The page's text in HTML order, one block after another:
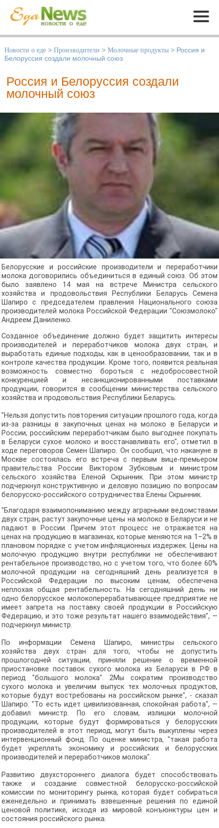
Меню
Новости о еде > Производители > Молочные продукты > Россия и
Белоруссия создали молочный союз
Россия и Белоруссия создали
молочный союз
Белорусские и российские производители и переработчики
молока договорились объединиться в единый союз. Об этом
было заявлено 14 мая на встрече Министра сельского
хозяйства и продовольствия Республики Беларусь Семена
Шапиро с председателем правления Национального союза
производителей молока Российской Федерации "Союзмолоко"
Андреем Даниленко.
Созданное объединение должно будет защитить интересы
производителей и переработчиков молока двух стран, и
выработать единые подходы, как в ценообразовании, так и в
контроле качества продукции. Кроме того, появится реальная
возможность совместно бороться с недобросовестной
конкуренцией и несанкционированными поставками
продукции, говорится в сообщении министерства сельского
хозяйства и продовольствия Республики Беларусь.
"Нельзя допустить повторения ситуации прошлого года, когда
из-за разницы в закупочных ценах на молоко в Беларуси и
России, российским переработчикам было выгоднее покупать
в Беларуси сухое молоко и восстанавливать его", отметил в
ходе переговоров Семен Шапиро. Он сообщил, что накануне в
Москве состоялась его встреча с первым вице-премьером
правительства России Виктором Зубковым и министром
сельского хозяйства Еленой Скрынник. При этом министр
подчеркнул конструктивную и деловую позицию по вопросам
белорусско-российского сотрудничества Елены Скрынник.
"Благодаря взаимопониманию между аграрными ведомствами
двух стран, растут закупочные цены на молоко в Беларуси и не
падают в России. Причем этот процесс не отражается на
ценах на продукцию в магазинах, которые меняются на 1–2% в
плановом порядке с учетом инфляционных издержек. Цены на
молочную продукцию внутри республики не обеспечивают
рентабельное производство, но с учетом того, что более 60%
молочной продукции на сегодняшний день реализуется в
Российской Федерации по высоким ценам, обеспечена
неплохая общая рентабельность. На сегодняшний день ни
одно белорусское молокоперерабатывающее предприятие не
имеет запрета на поставку своей продукции в Российскую
Федерацию, и это тоже результат нашего взаимодействия", —
подчеркнул министр.
По информации Семена Шапиро, министры сельского
хозяйства двух стран для того, чтобы не допустить
прошлогодней ситуации, приняли решение о временной
приостановке поставок сухого молока из Беларуси в РФ в
период "большого молока". 2Мы сократим производство
сухого молока и увеличим выпуск тех молочных продуктов,
которые будут востребованы на российском рынке", - сказал
Шапиро. "То есть идет цивилизованная, спокойная работа", —
добавил министр. По его словам, излишки молочной
продукции, которые будут формироваться у белорусских
производителей в этот период, могут быть выкуплены через
интервенционный фонд. По оценке министра, "такая работа
будет укреплять экономику и российских и белорусских
производителей и переработчиков молока".
Развитию двухстороннего диалога будет способствовать
также и создание совместной белорусско-российской
комиссии по мониторингу рынка, которая будет собираться
еженедельно и принимать взвешенные решения по единой
ценовой политике, исходя из мировой конъюнктуры цен и
состояния российского рынка.